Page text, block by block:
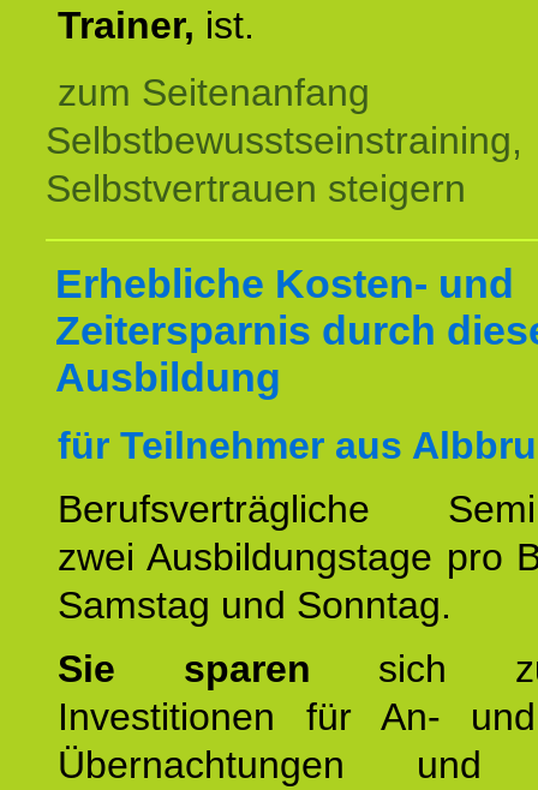
Trainer, ist.
zum Seitenanfang
Selbstbewusstseinstraining,
Selbstvertrauen steigern
Erhebliche Kosten- und
Zeitersparnis durch
Ausbildung
für Teilnehmer aus
Berufsverträgliche
zwei Ausbildungstage pro
Samstag und Sonntag.
Sie sparen sich
Investitionen für An-
Übernachtungen und